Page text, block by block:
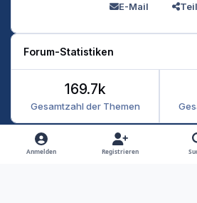
E-Mail
Forum-Statistiken
Gesamtzahl der Themen
169.7k
Heller Modus
Dunkler Modus
Systemeinstellung
Anmelden Registrieren